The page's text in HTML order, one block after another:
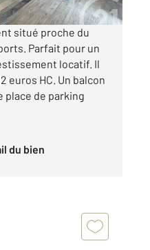
situé proche du
Parfait pour un
locatif. Il
euros HC. Un balcon
place de parking
du bien